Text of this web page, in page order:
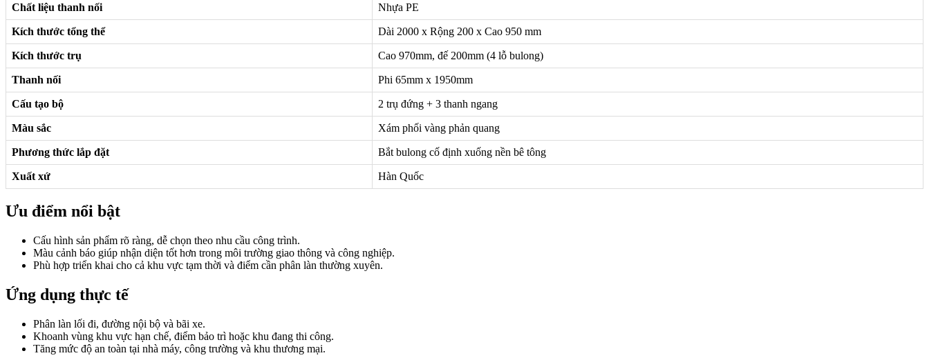
Chất liệu thanh nối Nhựa PE
Kích thước tổng thể Dài 2000 x Rộng 200 x Cao 950 mm
Kích thước trụ Cao 970mm, đế 200mm (4 lỗ bulong)
Thanh nối Phi 65mm x 1950mm
Cấu tạo bộ 2 trụ đứng + 3 thanh ngang
Màu sắc Xám phối vàng phản quang
Phương thức lắp đặt Bắt bulong cố định xuống nền bê tông
Xuất xứ Hàn Quốc
Ưu điểm nổi bật
Cấu hình sản phẩm rõ ràng, dễ chọn theo nhu cầu công trình.
Màu cảnh báo giúp nhận diện tốt hơn trong môi trường giao thông và công nghiệp.
Phù hợp triển khai cho cả khu vực tạm thời và điểm cần phân làn thường xuyên.
Ứng dụng thực tế
Phân làn lối đi, đường nội bộ và bãi xe.
Khoanh vùng khu vực hạn chế, điểm bảo trì hoặc khu đang thi công.
Tăng mức độ an toàn tại nhà máy, công trường và khu thương mại.